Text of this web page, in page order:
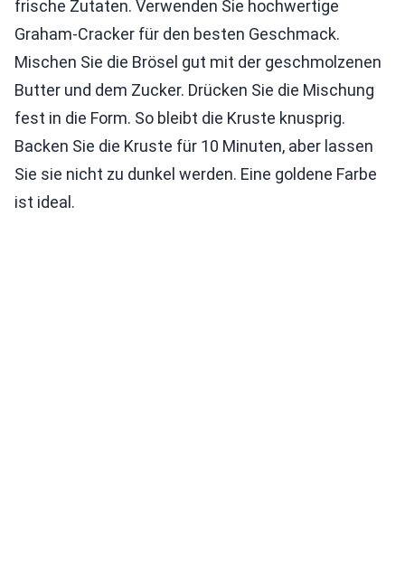
frische Zutaten. Verwenden Sie hochwertige
Graham-Cracker für den besten Geschmack.
Mischen Sie die Brösel gut mit der geschmolzenen
Butter und dem Zucker. Drücken Sie die Mischung
fest in die Form. So bleibt die Kruste knusprig.
Backen Sie die Kruste für 10 Minuten, aber lassen
Sie sie nicht zu dunkel werden. Eine goldene Farbe
ist ideal.